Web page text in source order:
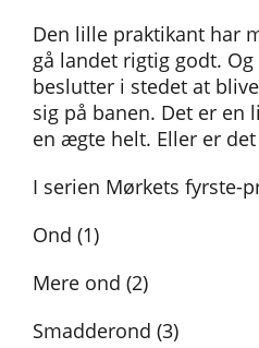
Den lille praktikant har
gå landet rigtig godt.
beslutter i stedet at
sig på banen. Det er en
en ægte helt. Eller er
I serien Mørkets fyrste-
Ond (1)
Mere ond (2)
Smadderond (3)